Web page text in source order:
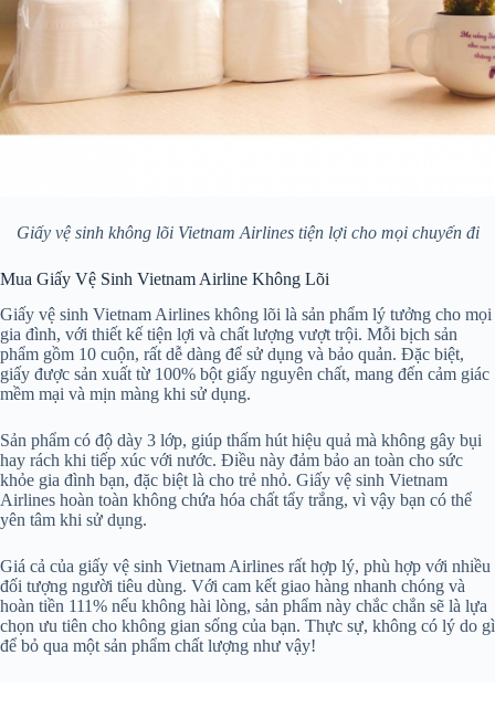
Giấy vệ sinh không lõi Vietnam Airlines tiện lợi cho mọi chuyến đi
Mua Giấy Vệ Sinh Vietnam Airline Không Lõi
Giấy vệ sinh Vietnam Airlines không lõi là sản phẩm lý tưởng cho mọi
gia đình, với thiết kế tiện lợi và chất lượng vượt trội. Mỗi bịch sản
phẩm gồm 10 cuộn, rất dễ dàng để sử dụng và bảo quản. Đặc biệt,
giấy được sản xuất từ 100% bột giấy nguyên chất, mang đến cảm giác
mềm mại và mịn màng khi sử dụng.
Sản phẩm có độ dày 3 lớp, giúp thấm hút hiệu quả mà không gây bụi
hay rách khi tiếp xúc với nước. Điều này đảm bảo an toàn cho sức
khỏe gia đình bạn, đặc biệt là cho trẻ nhỏ. Giấy vệ sinh Vietnam
Airlines hoàn toàn không chứa hóa chất tẩy trắng, vì vậy bạn có thể
yên tâm khi sử dụng.
Giá cả của giấy vệ sinh Vietnam Airlines rất hợp lý, phù hợp với nhiều
đối tượng người tiêu dùng. Với cam kết giao hàng nhanh chóng và
hoàn tiền 111% nếu không hài lòng, sản phẩm này chắc chắn sẽ là lựa
chọn ưu tiên cho không gian sống của bạn. Thực sự, không có lý do gì
để bỏ qua một sản phẩm chất lượng như vậy!